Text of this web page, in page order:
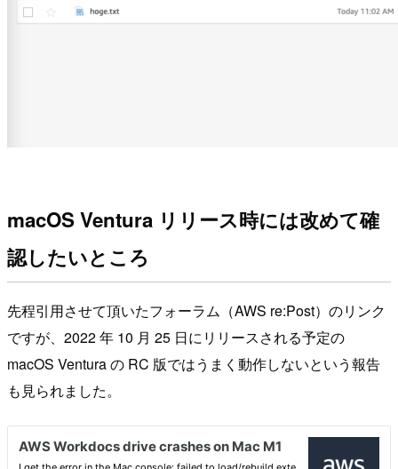
macOS Ventura リリース時には改めて確
認したいところ
先程引用させて頂いたフォーラム（AWS re:Post）のリンク
ですが、2022 年 10 月 25 日にリリースされる予定の
macOS Ventura の RC 版ではうまく動作しないという報告
も見られました。